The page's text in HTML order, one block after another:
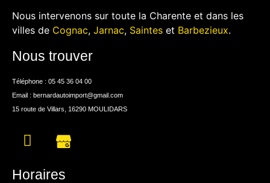
Nous intervenons sur toute la Charente et dans les
villes de Cognac, Jarnac, Saintes et Barbezieux.
Nous trouver
Téléphone : 05 45 36 04 00
Email : bernardautoimport@gmail.com
15 route de Villars, 16290 MOULIDARS
Horaires